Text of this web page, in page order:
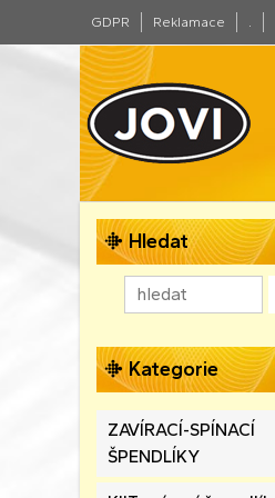
GDPR Reklamace .
Hledat
Kategorie
ZAVÍRACÍ-SPÍNACÍ
ŠPENDLÍKY